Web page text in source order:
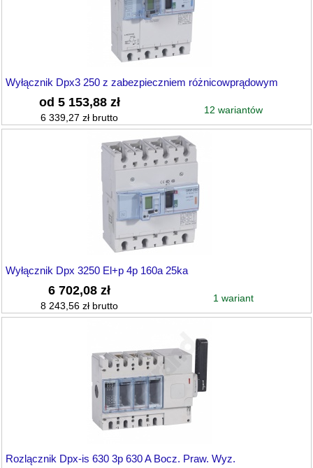
Wyłącznik Dpx3 250 z zabezpieczniem różnicowprądowym
od 5 153,88 zł
6 339,27 zł brutto
12 wariantów
Wyłącznik Dpx 3250 El+p 4p 160a 25ka
6 702,08 zł
8 243,56 zł brutto
1 wariant
Rozlącznik Dpx-is 630 3p 630 A Bocz. Praw. Wyz.